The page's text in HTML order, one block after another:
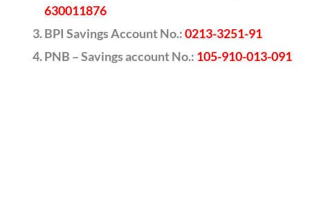
630011876
BPI Savings Account No.:0213-3251-91
PNB – Savings account No.: 105-910-013-091